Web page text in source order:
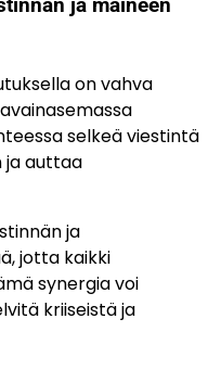
ja maineen
on vahva
selkeä viestintä
ja auttaa
ja
jotta kaikki
synergia voi
kriiseistä ja